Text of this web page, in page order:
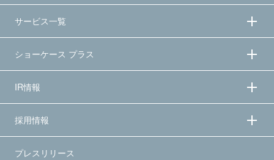
サービス一覧
ショーケース プラス
IR情報
採用情報
プレスリリース